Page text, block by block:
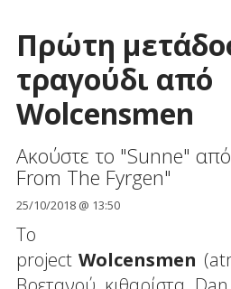
Πρώτη
τραγούδι από
Wolcensmen
Ακούστε το "Sunne"
From The Fyrgen"
25/10/2018 @ 13:50
To
projectWolcensmen